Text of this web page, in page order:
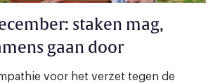
staken mag,
gaan door
voor het verzet tegen de